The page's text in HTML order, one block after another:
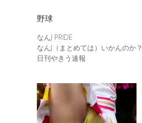
野球
なんJ PRIDE
なんJ（まとめては）いかんのか？
日刊やきう速報